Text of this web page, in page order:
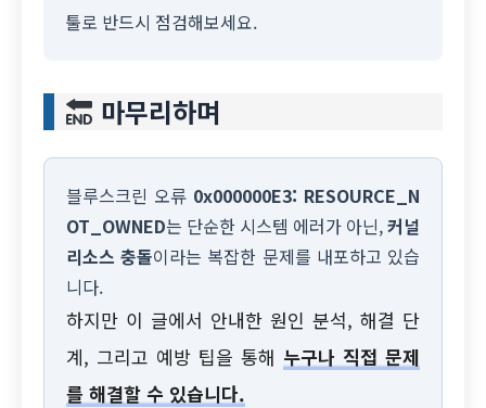
툴로 반드시 점검해보세요.
마무리하며
블루스크린 오류 0x000000E3: RESOURCE_N
OT_OWNED는 단순한 시스템 에러가 아닌,커널
리소스 충돌이라는 복잡한 문제를 내포하고 있습
니다.
하지만 이 글에서 안내한 원인 분석, 해결 단
계, 그리고 예방 팁을 통해 누구나 직접 문제
를 해결할 수 있습니다.